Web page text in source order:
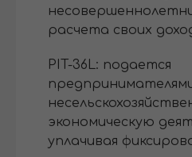
расчета своих
PIT-36L: подается
экономическую
уплачивая